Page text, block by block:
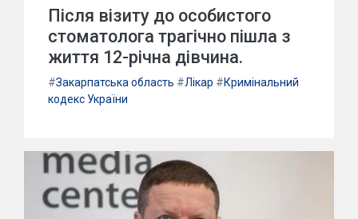
Після візиту до особистого
стоматолога трагічно пішла з
життя 12-річна дівчина.
#Закарпатська область #Лікар #Кримінальний
кодекс України